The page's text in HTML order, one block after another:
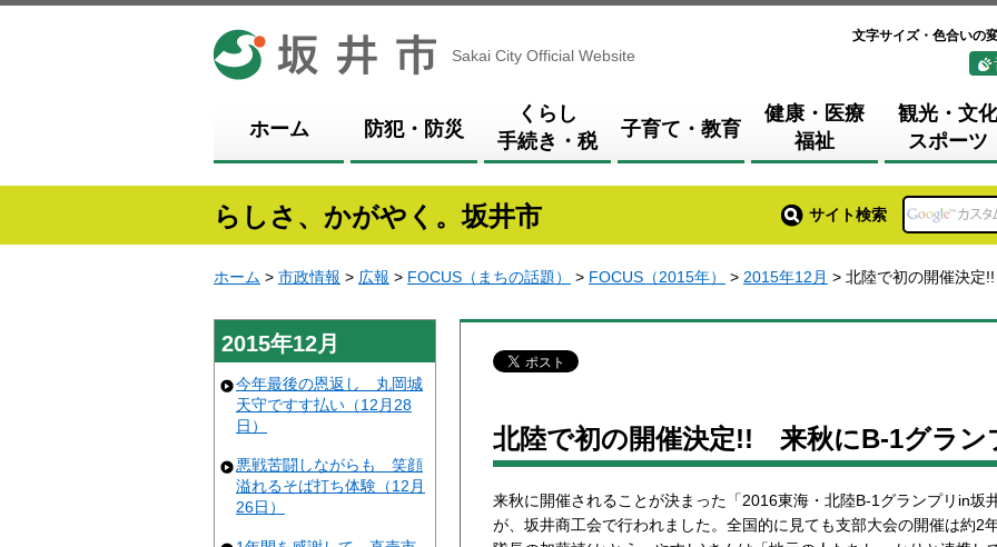
坂井市
Sakai City Official Website
文字サイズ・色合いの
ホーム 防犯・防災
くらし
手続き・税
子育て・教育
健康・医療
福祉
観光・文化
スポーツ
らしさ、かがやく。坂井市 サイト検索
ホーム > 市政情報 > 広報 > FOCUS（まちの話題） > FOCUS（2015年） > 2015年12月 > 北陸で初の開催決
2015年12月
今年最後の恩返し 丸岡城
天守ですす払い（12月28
日）
悪戦苦闘しながらも 笑顔
溢れるそば打ち体験（12月
26日）
北陸で初の開催決定!! 来秋にB-1グラン
来秋に開催されることが決まった「2016東海・北陸B-1グランプリin坂
が、坂井商工会で行われました。全国的に見ても支部大会の開催は約2